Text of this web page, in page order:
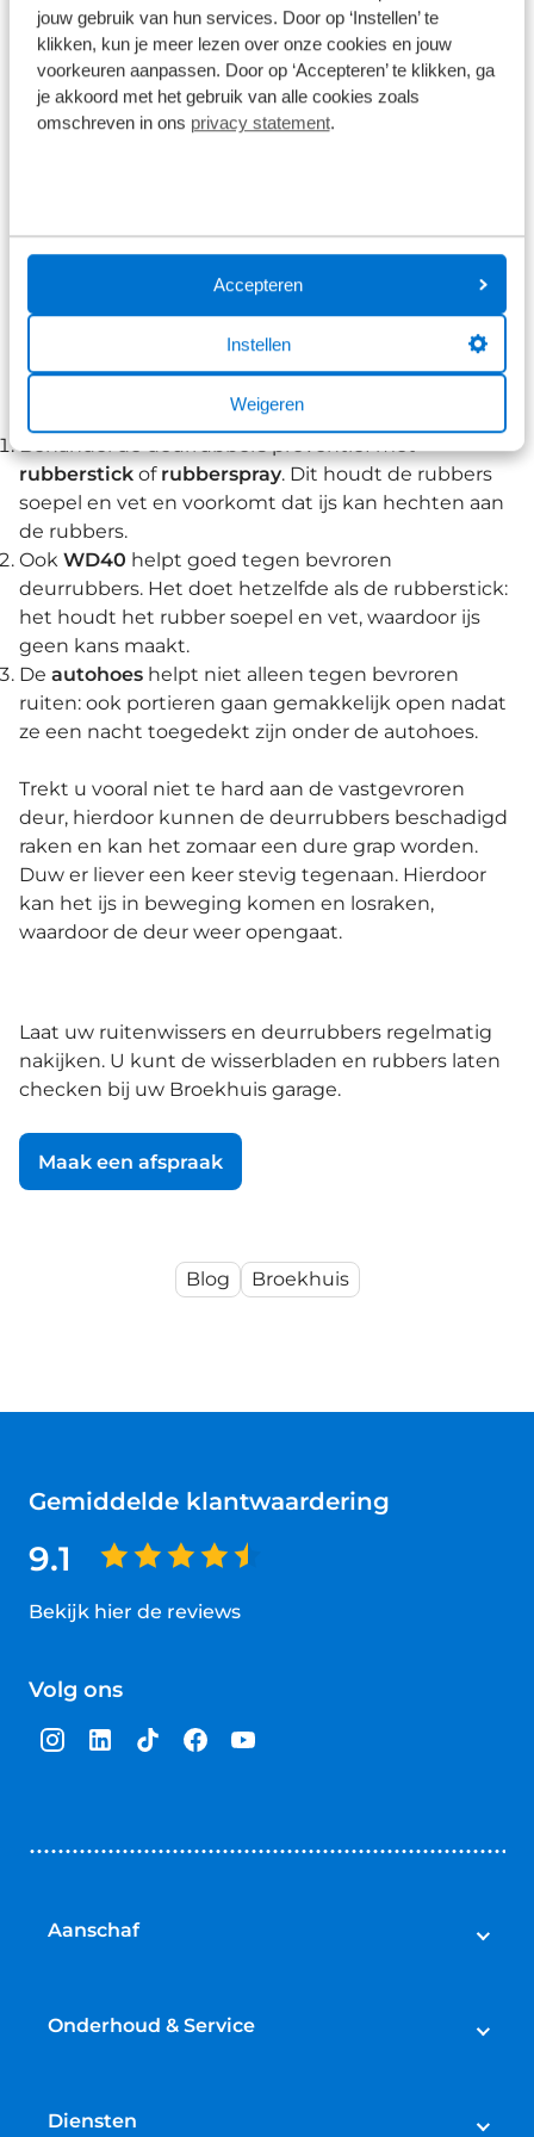
jouw gebruik van hun services. Door op ‘Instellen’ te
klikken, kun je meer lezen over onze cookies en jouw
voorkeuren aanpassen. Door op ‘Accepteren’ te klikken, ga
je akkoord met het gebruik van alle cookies zoals
omschreven in ons privacy statement.
Accepteren
Instellen
Weigeren
Nooit meer vastgevroren deuren
Als u 's ochtends de eerste hindernis, bevroren
ruiten, overwonnen heeft door ze schoon te
krabben, dient zich vaak een tweede aan: de portier
De vochtige lucht in de auto wordt tijdens de vorst
in de nacht langzaam ijs op uw deurrubbers, dat
zich niet alleen aan de rubbers, dat zich aan elkaar
hecht. Met als gevolg dat het de volgende ochtend
reuze lastig wordt om de deur open te krijgen. Dit
Behandel de deurrubbers preventief met
rubberstick of rubberspray. Dit houdt de rubbers
soepel en vet en voorkomt dat ijs kan hechten aan
de rubbers.
Ook WD40 helpt goed tegen bevroren
deurrubbers. Het doet hetzelfde als de rubberstick:
het houdt het rubber soepel en vet, waardoor ijs
geen kans maakt.
De autohoes helpt niet alleen tegen bevroren
ruiten: ook portieren gaan gemakkelijk open nadat
ze een nacht toegedekt zijn onder de autohoes.
Trekt u vooral niet te hard aan de vastgevroren
deur, hierdoor kunnen de deurrubbers beschadigd
raken en kan het zomaar een dure grap worden.
Duw er liever een keer stevig tegenaan. Hierdoor
kan het ijs in beweging komen en losraken,
waardoor de deur weer opengaat.
Laat uw ruitenwissers en deurrubbers regelmatig
nakijken. U kunt de wisserbladen en rubbers laten
checken bij uw Broekhuis garage.
Maak een afspraak
Blog Broekhuis
Gemiddelde klantwaardering
9.1
Bekijk hier de reviews
van
sterren
Volg ons
Aanschaf
Bedrijfswagens
Onderhoud & Service
APK
Diensten